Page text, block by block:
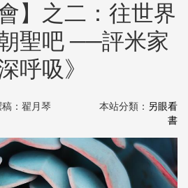
】之二：往世界
聖吧 ──評米家
呼吸》
：翟月琴 本站分類： 另眼看
書